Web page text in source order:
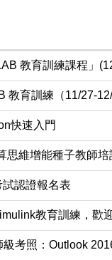
教育訓練課程」
教育訓練（11/27-
快速入門
思維增能種子教師
試認證報名表
教育訓練，歡
級考照：Outlook